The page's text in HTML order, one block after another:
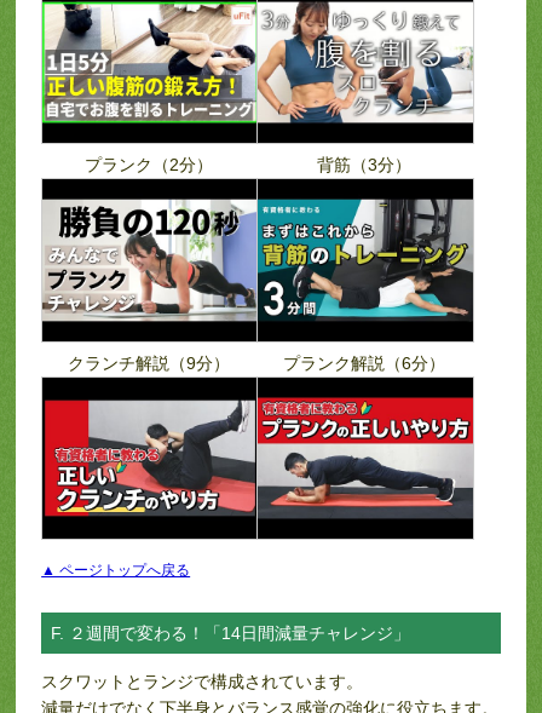
プランク（2分） 背筋（3分）
クランチ解説（9分） プランク解説（6分）
▲ ページトップへ戻る
F. ２週間で変わる！「14日間減量チャレンジ」
スクワットとランジで構成されています。
減量だけでなく下半身とバランス感覚の強化に役立ちます。